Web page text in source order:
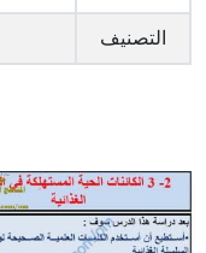
التصنيف